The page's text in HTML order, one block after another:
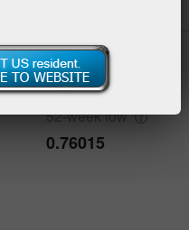
52-weekhigh
0.82054
52-weeklow
0.76015
Actual Forecast